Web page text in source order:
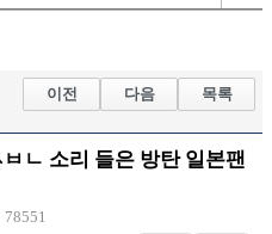
해외축구
국내축구
이전 다음 목록
ㄴ 소리 들은 방탄 일본팬
78551